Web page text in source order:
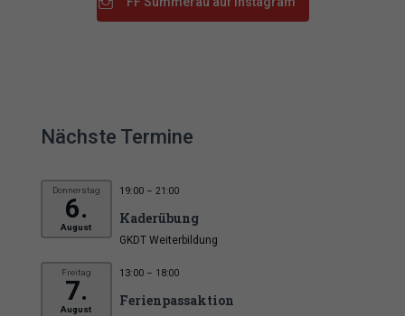
Nächste Termine
Donnerstag
6.
August
19:00 – 21:00
Kaderübung
GKDT Weiterbildung
Freitag
7.
August
13:00 – 18:00
Ferienpassaktion